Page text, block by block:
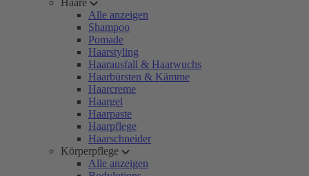
Haare
Alle anzeigen
Shampoo
Pomade
Haarstyling
Haarausfall & Haarwuchs
Haarbürsten & Kämme
Haarcreme
Haargel
Haarpaste
Haarpflege
Haarschneider
Körperpflege
Alle anzeigen